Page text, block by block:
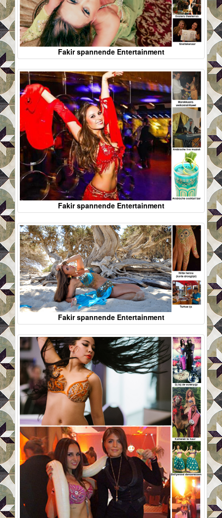
Fakir spannende Entertainment
Fakir spannende Entertainment
Fakir spannende Entertainment